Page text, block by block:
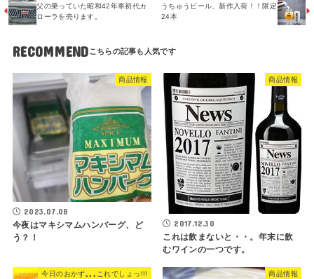
父の乗っていた昭和42年車初代カ
ローラを売ります。
うちゅうビール、新作入荷！！限定
24本
RECOMMEND
商品情報
2023.07.08
今夜はマキシマムハンバーグ、ど
う？！
商品情報
2017.12.30
これは飲まないと・・。年末に飲
むワインの一つです。
今日のおかず｡｡｡これでしょっ!!! 商品情報